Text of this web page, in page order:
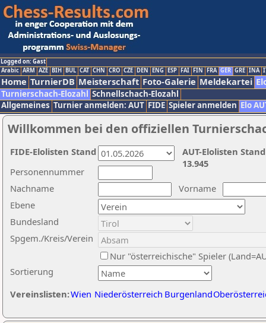
Logged on: Gast
Arabic ARM AZE BIH BUL CAT CHN CRO CZE DEN ENG ESP FAI FIN FRA GER GRE INA
Home TurnierDB Meisterschaft Foto-Galerie Meldekartei
Turnierschach-Elozahl Schnellschach-Elozahl
Allgemeines Turnier anmelden: AUT FIDE Spieler anmelden Elo
Willkommen bei den offiziellen
Nachname
Vorname
Ebene
Sortierung
Personennummer
Bundesland
Spgem./Kreis/Verein
Nur "österreichische" Spieler
Vereinslisten:Wien Niederösterreich Burgenland
AUT-Elolisten
13.945
FIDE-Elolisten Stand